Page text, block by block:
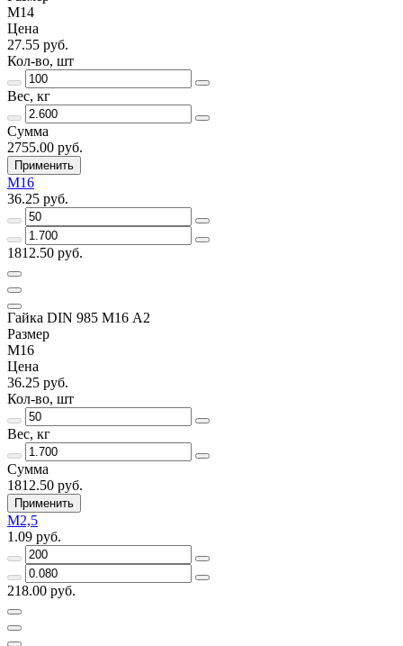
М14
Цена
27.55 руб.
Кол-во, шт
Вес, кг
Сумма
2755.00 руб.
Применить
М16
36.25 руб.
1812.50 руб.
Гайка DIN 985 М16 А2
Размер
М16
Цена
36.25 руб.
Кол-во, шт
Вес, кг
Сумма
1812.50 руб.
Применить
М2,5
1.09 руб.
218.00 руб.